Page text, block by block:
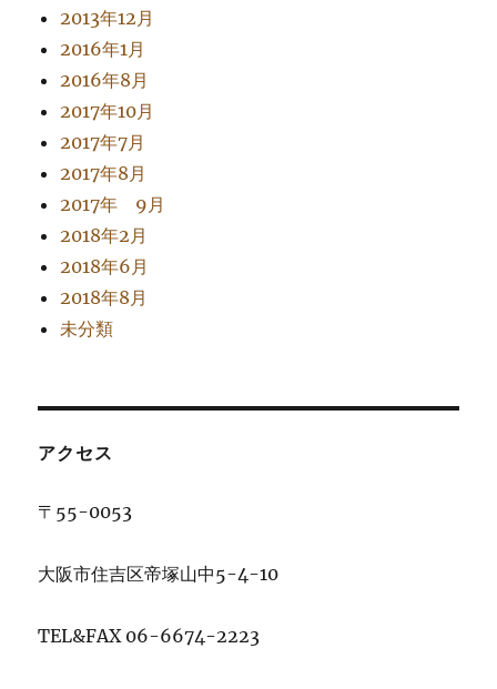
2013年12月
2016年1月
2016年8月
2017年10月
2017年7月
2017年8月
2017年 9月
2018年2月
2018年6月
2018年8月
未分類
アクセス
〒55-0053
大阪市住吉区帝塚山中5-4-10
TEL&FAX 06-6674-2223